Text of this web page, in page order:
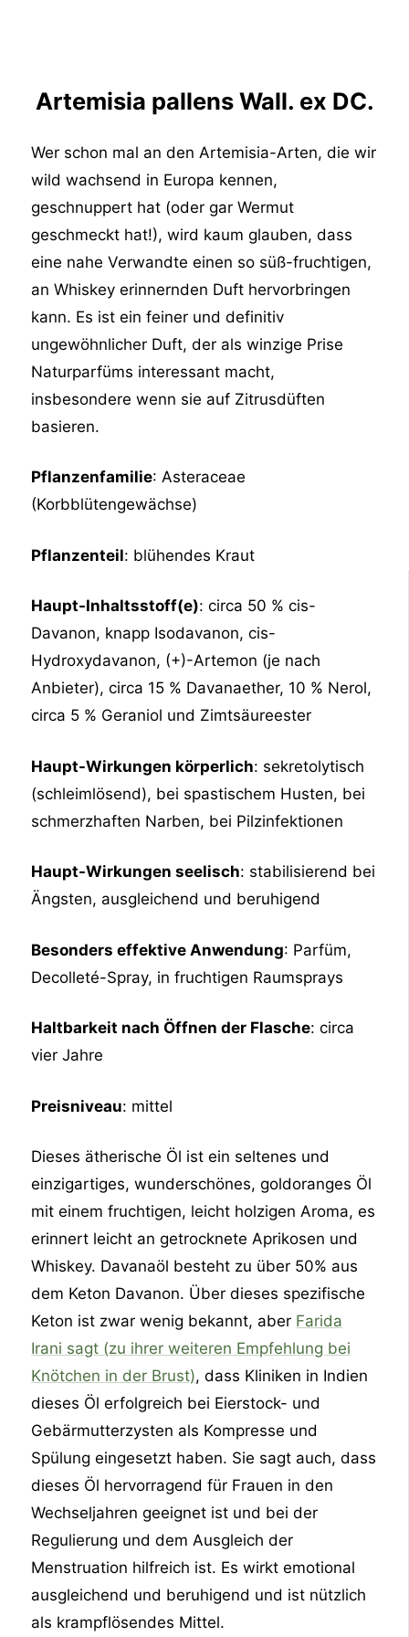
Artemisia pallens Wall. ex DC.
Wer schon mal an den Artemisia-Arten, die wir
wild wachsend in Europa kennen,
geschnuppert hat (oder gar Wermut
geschmeckt hat!), wird kaum glauben, dass
eine nahe Verwandte einen so süß-fruchtigen,
an Whiskey erinnernden Duft hervorbringen
kann. Es ist ein feiner und definitiv
ungewöhnlicher Duft, der als winzige Prise
Naturparfüms interessant macht,
insbesondere wenn sie auf Zitrusdüften
basieren.
Pflanzenfamilie: Asteraceae
(Korbblütengewächse)
Pflanzenteil: blühendes Kraut
Haupt-Inhaltsstoff(e): circa 50 % cis-
Davanon, knapp Isodavanon, cis-
Hydroxydavanon, (+)-Artemon (je nach
Anbieter), circa 15 % Davanaether, 10 % Nerol,
circa 5 % Geraniol und Zimtsäureester
Haupt-Wirkungen körperlich: sekretolytisch
(schleimlösend), bei spastischem Husten, bei
schmerzhaften Narben, bei Pilzinfektionen
Haupt-Wirkungen seelisch: stabilisierend bei
Ängsten, ausgleichend und beruhigend
Besonders effektive Anwendung: Parfüm,
Decolleté-Spray, in fruchtigen Raumsprays
Haltbarkeit nach Öffnen der Flasche: circa
vier Jahre
Preisniveau: mittel
Dieses ätherische Öl ist ein seltenes und
einzigartiges, wunderschönes, goldoranges Öl
mit einem fruchtigen, leicht holzigen Aroma, es
erinnert leicht an getrocknete Aprikosen und
Whiskey. Davanaöl besteht zu über 50% aus
dem Keton Davanon. Über dieses spezifische
Keton ist zwar wenig bekannt, aber Farida
Irani sagt (zu ihrer weiteren Empfehlung bei
Knötchen in der Brust), dass Kliniken in Indien
dieses Öl erfolgreich bei Eierstock- und
Gebärmutterzysten als Kompresse und
Spülung eingesetzt haben. Sie sagt auch, dass
dieses Öl hervorragend für Frauen in den
Wechseljahren geeignet ist und bei der
Regulierung und dem Ausgleich der
Menstruation hilfreich ist. Es wirkt emotional
ausgleichend und beruhigend und ist nützlich
als krampflösendes Mittel.